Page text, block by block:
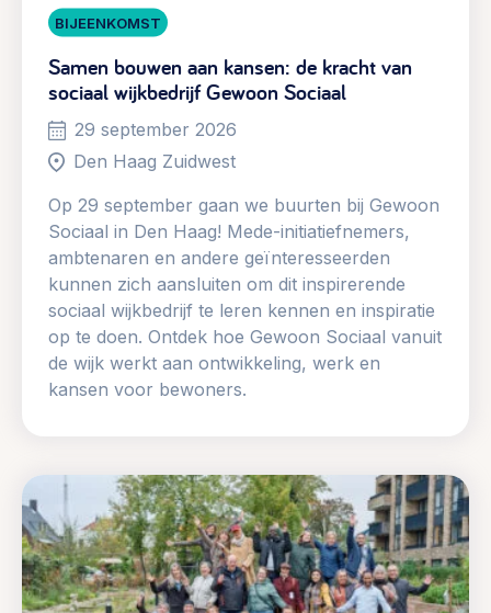
BIJEENKOMST
Samen bouwen aan kansen: de kracht van
sociaal wijkbedrijf Gewoon Sociaal
29 september 2026
Den Haag Zuidwest
Op 29 september gaan we buurten bij Gewoon
Sociaal in Den Haag! Mede-initiatiefnemers,
ambtenaren en andere geïnteresseerden
kunnen zich aansluiten om dit inspirerende
sociaal wijkbedrijf te leren kennen en inspiratie
op te doen. Ontdek hoe Gewoon Sociaal vanuit
de wijk werkt aan ontwikkeling, werk en
kansen voor bewoners.